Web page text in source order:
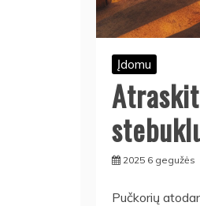
Įdomu
2025 6 gegužės
Pučkorių